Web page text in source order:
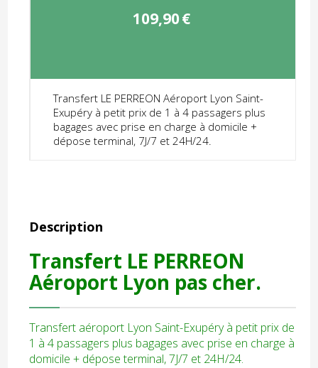
109,90€
Transfert LE PERREON Aéroport Lyon Saint-
Exupéry à petit prix de 1 à 4 passagers plus
bagages avec prise en charge à domicile +
dépose terminal, 7J/7 et 24H/24.
Description
Transfert LE PERREON
Aéroport Lyon pas cher.
Transfert aéroport Lyon Saint-Exupéry à petit prix de
1 à 4 passagers plus bagages avec prise en charge à
domicile + dépose terminal, 7J/7 et 24H/24.